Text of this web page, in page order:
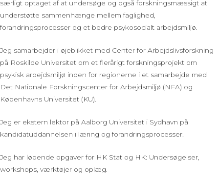
særligt optaget af at undersøge og også forskningsmæssigt at
understøtte sammenhænge mellem faglighed,
forandringsprocesser og et bedre psykosocialt arbejdsmiljø.
Jeg samarbejder i øjeblikket med Center for Arbejdslivsforskning
på Roskilde Universitet om et flerårigt forskningsprojekt om
psykisk arbejdsmiljø inden for regionerne i et samarbejde med
Det Nationale Forskningscenter for Arbejdsmiljø (NFA) og
Københavns Universitet (KU).
Jeg er ekstern lektor på Aalborg Universitet i Sydhavn på
kandidatuddannelsen i læring og forandringsprocesser.
Jeg har løbende opgaver for HK Stat og HK: Undersøgelser,
workshops, værktøjer og oplæg.